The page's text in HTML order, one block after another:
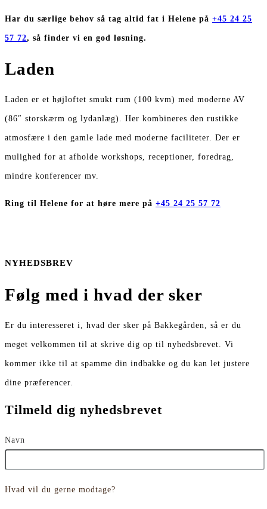
Har du særlige behov så tag altid fat i Helene på +45 24 25
57 72, så finder vi en god løsning.
Laden
Laden er et højloftet smukt rum (100 kvm) med moderne AV
(86″ storskærm og lydanlæg). Her kombineres den rustikke
atmosfære i den gamle lade med moderne faciliteter. Der er
mulighed for at afholde workshops, receptioner, foredrag,
mindre konferencer mv.
Ring til Helene for at høre mere på +45 24 25 57 72
NYHEDSBREV
Følg med i hvad der sker
Er du interesseret i, hvad der sker på Bakkegården, så er du
meget velkommen til at skrive dig op til nyhedsbrevet. Vi
kommer ikke til at spamme din indbakke og du kan let justere
dine præferencer.
Tilmeld dig nyhedsbrevet
Navn
Hvad vil du gerne modtage?